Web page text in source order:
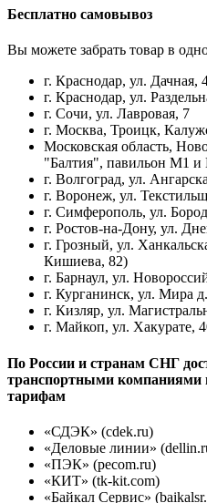
Бесплатно самовывоз
Вы можете забрать товар в
г. Краснодар, ул. Дачная,
г. Краснодар, ул.
г. Сочи, ул. Лавровая, 7
г. Москва, Троицк,
Московская область,
"Балтия", павильон М1
г. Волгоград, ул.
г. Воронеж, ул.
г. Симферополь, ул.
г. Ростов-на-Дону, ул.
г. Грозный, ул.
Кишиева, 82)
г. Барнаул, ул.
г. Курганинск, ул. Мира
г. Кизляр, ул.
г. Майкоп, ул. Хакурате,
По России и странам СНГ
транспортными компаниями
тарифам
«СДЭК» (cdek.ru)
«Деловые линии»
«ПЭК» (pecom.ru)
«КИТ» (tk-kit.com)
«Байкал Сервис»